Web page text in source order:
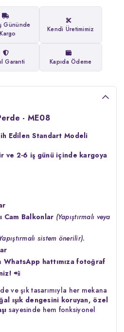
Gününde
Kargo
Kendi Üretimimiz
Garanti Kapıda Ödeme
- ME08
Edilen Standart Modeli
ve 2-6 iş günü içinde kargoya
Cam Balkonlar (Yapıştırmalı veya
sistem önerilir).
WhatsApp hattımıza fotoğraf
📲
ve şık tasarımıyla her mekana
ışık dengesini koruyan, özel
sayesinde hem fonksiyonel